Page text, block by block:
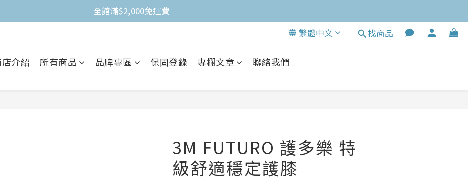
全館滿$2,000免運費
不限金額買就送3M Nexcare人工皮防水透氣繃(體驗包)
繁體中文 找商品
店介紹 所有商品 品牌專區 保固登錄 專欄文章 聯絡我們
3M FUTURO 護多樂 特
級舒適穩定護膝